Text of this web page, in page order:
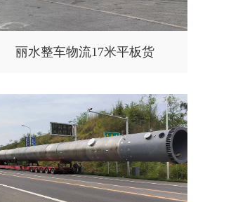
丽水整车物流17米平板货